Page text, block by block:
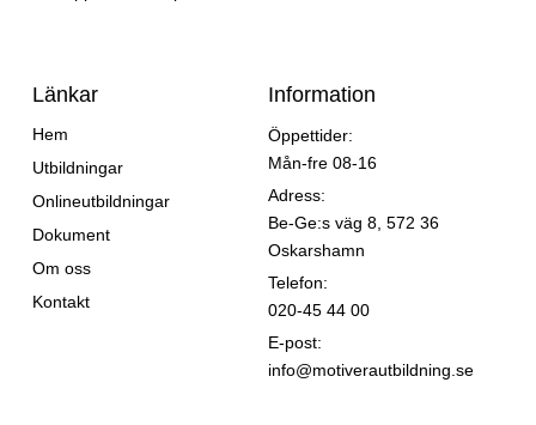
Länkar
Hem
Utbildningar
Onlineutbildningar
Dokument
Om oss
Kontakt
Information
Öppettider:
Mån-fre 08-16
Adress:
Be-Ge:s väg 8, 572 36
Oskarshamn
Telefon:
020-45 44 00
E-post:
info@motiverautbildning.se